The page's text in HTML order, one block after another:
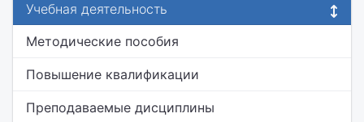
Учебная деятельность
Методические пособия
Повышение квалификации
Преподаваемые дисциплины